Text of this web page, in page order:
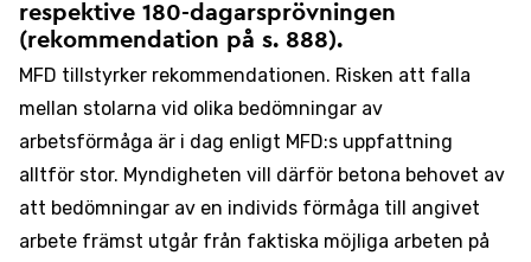
respektive 180-dagarsprövningen
(rekommendation på s. 888).
MFD tillstyrker rekommendationen. Risken att falla
mellan stolarna vid olika bedömningar av
arbetsförmåga är i dag enligt MFD:s uppfattning
alltför stor. Myndigheten vill därför betona behovet av
att bedömningar av en individs förmåga till angivet
arbete främst utgår från faktiska möjliga arbeten på